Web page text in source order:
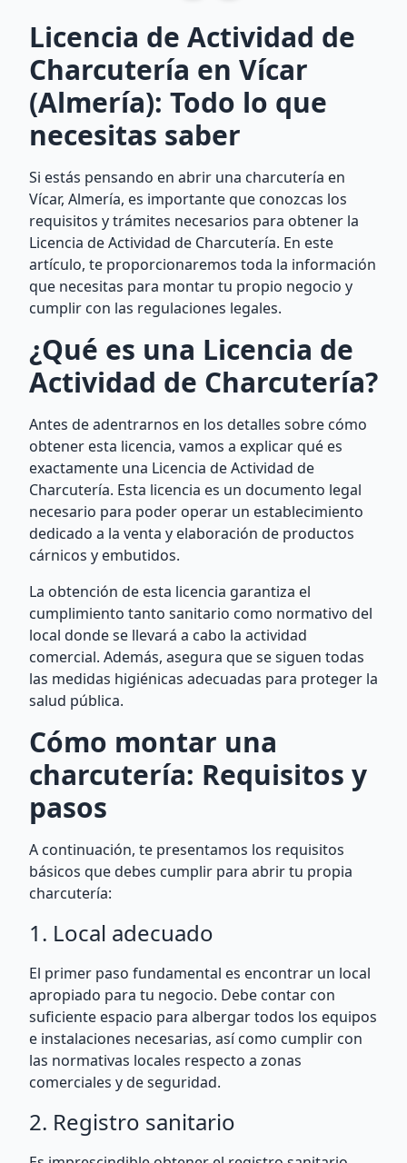
Licencia de Actividad de
Charcutería en Vícar
(Almería): Todo lo que
necesitas saber
Si estás pensando en abrir una charcutería en
Vícar, Almería, es importante que conozcas los
requisitos y trámites necesarios para obtener la
Licencia de Actividad de Charcutería. En este
artículo, te proporcionaremos toda la información
que necesitas para montar tu propio negocio y
cumplir con las regulaciones legales.
¿Qué es una Licencia de
Actividad de Charcutería?
Antes de adentrarnos en los detalles sobre cómo
obtener esta licencia, vamos a explicar qué es
exactamente una Licencia de Actividad de
Charcutería. Esta licencia es un documento legal
necesario para poder operar un establecimiento
dedicado a la venta y elaboración de productos
cárnicos y embutidos.
La obtención de esta licencia garantiza el
cumplimiento tanto sanitario como normativo del
local donde se llevará a cabo la actividad
comercial. Además, asegura que se siguen todas
las medidas higiénicas adecuadas para proteger la
salud pública.
Cómo montar una
charcutería: Requisitos y
pasos
A continuación, te presentamos los requisitos
básicos que debes cumplir para abrir tu propia
charcutería:
1. Local adecuado
El primer paso fundamental es encontrar un local
apropiado para tu negocio. Debe contar con
suficiente espacio para albergar todos los equipos
e instalaciones necesarias, así como cumplir con
las normativas locales respecto a zonas
comerciales y de seguridad.
2. Registro sanitario